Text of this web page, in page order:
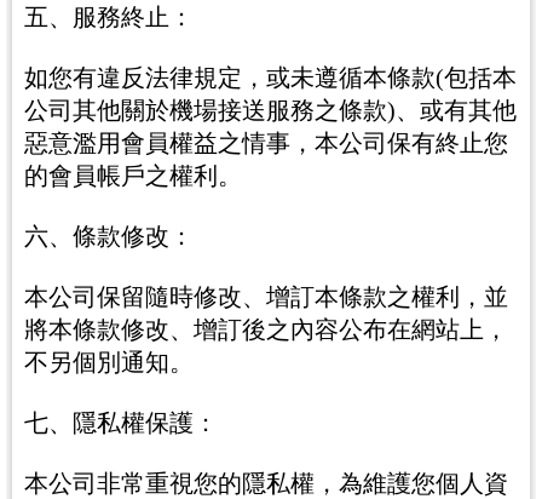
五、服務終止：
如您有違反法律規定，或未遵循本條款(包括本
公司其他關於機場接送服務之條款)、或有其他
惡意濫用會員權益之情事，本公司保有終止您
的會員帳戶之權利。
六、條款修改：
本公司保留隨時修改、增訂本條款之權利，並
將本條款修改、增訂後之內容公布在網站上，
不另個別通知。
七、隱私權保護：
本公司非常重視您的隱私權，為維護您個人資